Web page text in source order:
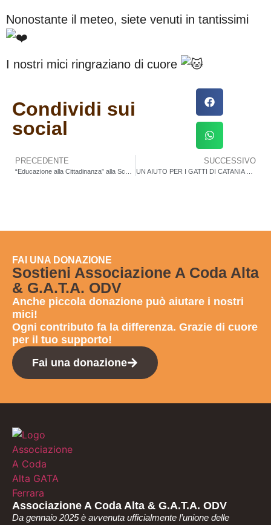
Nonostante il meteo, siete venuti in tantissimi
I nostri mici ringraziano di cuore
Condividi sui
social
PRECEDENTE
“Educazione alla Cittadinanza” alla Scuola Primaria “E. Mosti”
SUCCESSIVO
UN AIUTO PER I GATTI DI CATANIA COLPITI DAL CICLONE HARRY
FAI UNA DONAZIONE
Sostieni Associazione A Coda Alta
& G.A.T.A. ODV
Anche piccola donazione può aiutare i nostri
mici!
Ogni contributo fa la differenza. Grazie di cuore
per il tuo supporto!
Fai una donazione
Associazione A Coda Alta & G.A.T.A. ODV
Da gennaio 2025 è avvenuta ufficialmente l’unione delle